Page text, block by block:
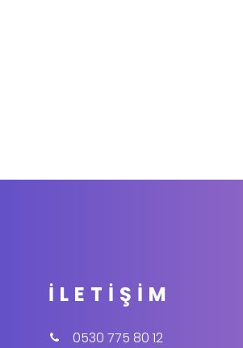
İLETIŞIM
0530 775 80 12